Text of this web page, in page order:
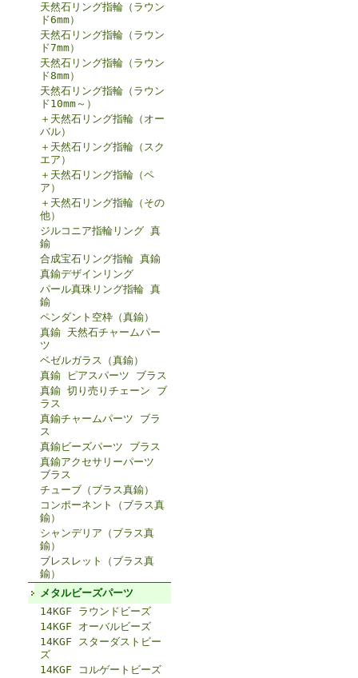
天然石リング指輪（ラウン
ド6mm）
天然石リング指輪（ラウン
ド7mm）
天然石リング指輪（ラウン
ド8mm）
天然石リング指輪（ラウン
ド10mm～）
＋天然石リング指輪（オー
バル）
＋天然石リング指輪（スク
エア）
＋天然石リング指輪（ペ
ア）
＋天然石リング指輪（その
他）
ジルコニア指輪リング 真
鍮
合成宝石リング指輪 真鍮
真鍮デザインリング
パール真珠リング指輪 真
鍮
ペンダント空枠（真鍮）
真鍮 天然石チャームパー
ツ
ベゼルガラス（真鍮）
真鍮 ピアスパーツ ブラス
真鍮 切り売りチェーン ブ
ラス
真鍮チャームパーツ ブラ
ス
真鍮ビーズパーツ ブラス
真鍮アクセサリーパーツ
ブラス
チューブ（ブラス真鍮）
コンポーネント（ブラス真
鍮）
シャンデリア（ブラス真
鍮）
ブレスレット（ブラス真
鍮）
メタルビーズパーツ
14KGF ラウンドビーズ
14KGF オーバルビーズ
14KGF スターダストビー
ズ
14KGF コルゲートビーズ